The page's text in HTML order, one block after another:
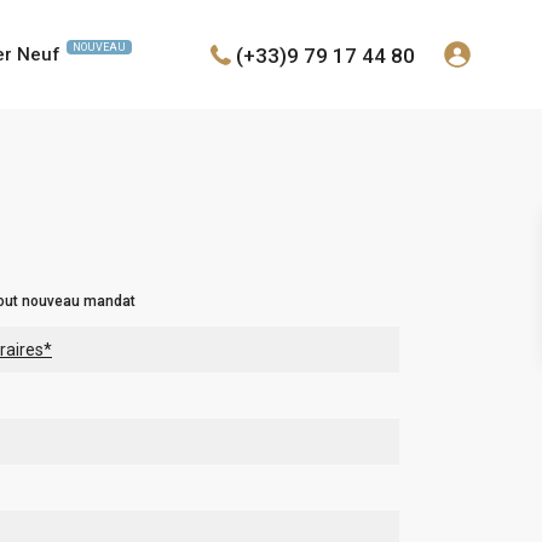
Neuf NOUVEAU (+33)9 79 17 44 80
nouveau mandat